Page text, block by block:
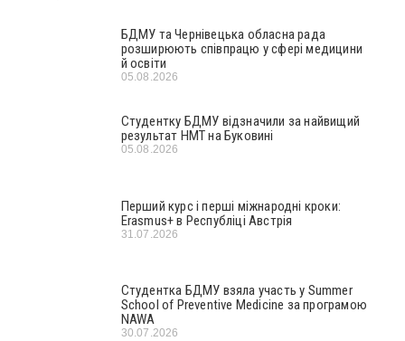
БДМУ та Чернівецька обласна рада
розширюють співпрацю у сфері медицини
й освіти
05.08.2026
Студентку БДМУ відзначили за найвищий
результат НМТ на Буковині
05.08.2026
Перший курс і перші міжнародні кроки:
Erasmus+ в Республіці Австрія
31.07.2026
Студентка БДМУ взяла участь у Summer
School of Preventive Medicine за програмою
NAWA
30.07.2026